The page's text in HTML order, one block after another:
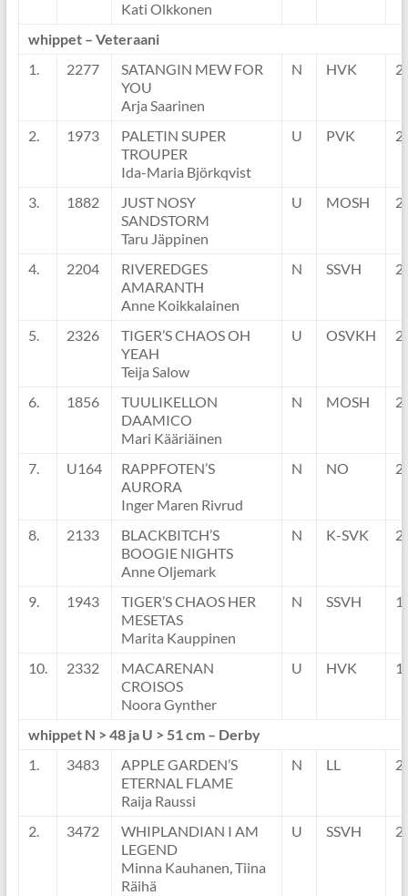
Kati Olkkonen
whippet – Veteraani
1.
2277
SATANGIN MEW FOR
YOU
Arja Saarinen
N HVK
2. 1973
PALETIN SUPER
TROUPER
Ida-Maria Björkqvist
U PVK
3. 1882
JUST NOSY
SANDSTORM
Taru Jäppinen
U MOSH
4. 2204
RIVEREDGES
AMARANTH
Anne Koikkalainen
N SSVH
5. 2326
TIGER’S CHAOS OH
YEAH
Teija Salow
U OSVKH
6. 1856
TUULIKELLON
DAAMICO
Mari Kääriäinen
N MOSH
7. U164
RAPPFOTEN’S
AURORA
Inger Maren Rivrud
N NO
8. 2133
BLACKBITCH’S
BOOGIE NIGHTS
Anne Oljemark
N K-SVK
9. 1943
TIGER’S CHAOS HER
MESETAS
Marita Kauppinen
N SSVH
10. 2332
MACARENAN
CROISOS
Noora Gynther
U HVK
whippet N > 48 ja U > 51 cm – Derby
1.
3483
APPLE GARDEN’S
ETERNAL FLAME
Raija Raussi
N LL
2. 3472
WHIPLANDIAN I AM
LEGEND
Minna Kauhanen, Tiina
Räihä
U SSVH